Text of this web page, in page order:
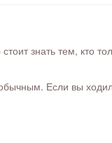
знать тем, кто
Если вы